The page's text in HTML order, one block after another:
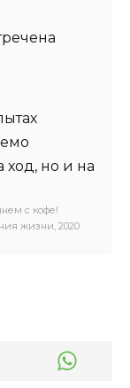
ход, но и на
с кофе!
жизни, 2020